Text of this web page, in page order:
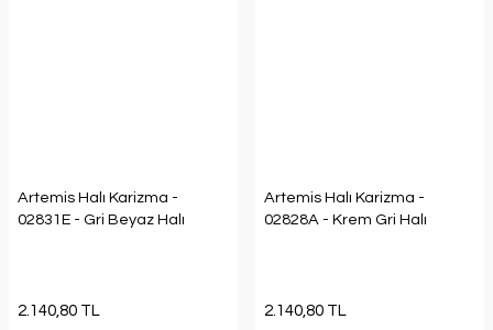
Artemis Halı Karizma -
02831E - Gri Beyaz Halı
2.140,80 TL
Artemis Halı Karizma -
02828A - Krem Gri Halı
2.140,80 TL